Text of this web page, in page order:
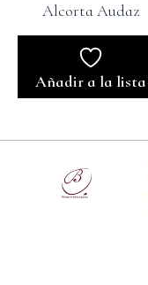
Alcorta Audaz
Añadir a la lista